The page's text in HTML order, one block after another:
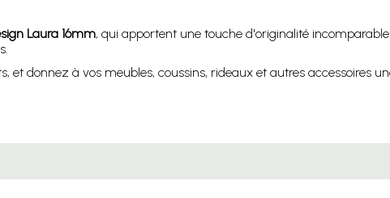
Laura 16mm, qui apportent une touche d'originalité
et donnez à vos meubles, coussins, rideaux et autres accessoires